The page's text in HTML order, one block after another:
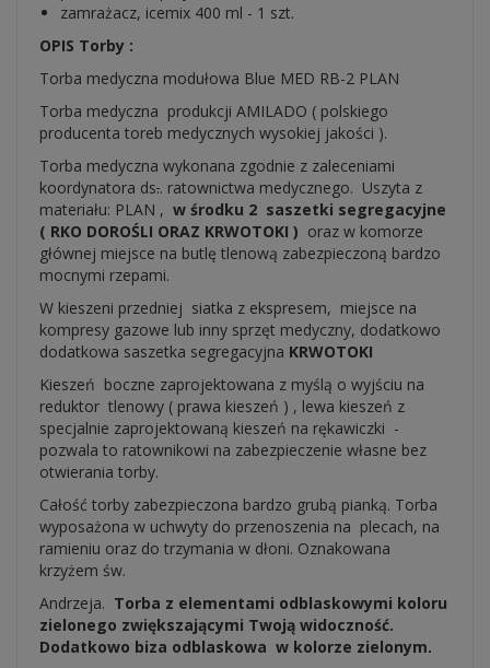
zamrażacz, icemix 400 ml - 1 szt.
OPIS Torby :
Torba medyczna modułowa Blue MED RB-2 PLAN
Torba medyczna produkcji AMILADO ( polskiego
producenta toreb medycznych wysokiej jakości ).
Torba medyczna wykonana zgodnie z zaleceniami
koordynatora ds.. ratownictwa medycznego. Uszyta z
materiału: PLAN , w środku 2 saszetki segregacyjne
( RKO DOROŚLI ORAZ KRWOTOKI ) oraz w komorze
głównej miejsce na butlę tlenową zabezpieczoną bardzo
mocnymi rzepami.
W kieszeni przedniej siatka z ekspresem, miejsce na
kompresy gazowe lub inny sprzęt medyczny, dodatkowo
dodatkowa saszetka segregacyjna KRWOTOKI
Kieszeń boczne zaprojektowana z myślą o wyjściu na
reduktor tlenowy ( prawa kieszeń ) , lewa kieszeń z
specjalnie zaprojektowaną kieszeń na rękawiczki -
pozwala to ratownikowi na zabezpieczenie własne bez
otwierania torby.
Całość torby zabezpieczona bardzo grubą pianką. Torba
wyposażona w uchwyty do przenoszenia na plecach, na
ramieniu oraz do trzymania w dłoni. Oznakowana
krzyżem św.
Andrzeja. Torba z elementami odblaskowymi koloru
zielonego zwiększającymi Twoją widoczność.
Dodatkowo biza odblaskowa w kolorze zielonym.